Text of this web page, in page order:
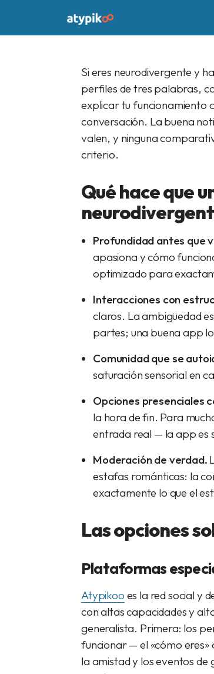
David
Si eres neurodivergente y
perfiles de tres palabras,
explicar tu funcionamiento
conversación. La buena
valen, y ninguna
criterio.
Qué hace que
Profundidad antes que
apasiona y cómo
optimizado para
Interacciones con
claros. La ambigüedad
partes; una buena app
Comunidad que se
saturación sensorial en
Opciones presenciales
la hora de fin. Para
entrada real — la app es
Moderación de verdad.
estafas románticas: la
exactamente lo que el
Las opciones
Plataformas
Atypikoo es la red social y
con altas capacidades y
generalista. Primera: los
funcionar — el «cómo eres»
la amistad y los eventos